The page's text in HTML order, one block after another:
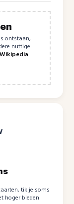
ontstaan,
nuttige
Wikipedia
tik je soms
hoger bieden